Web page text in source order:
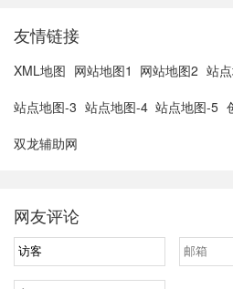
友情链接
XML地图 网站地图1 网站地图2 站
站点地图-3 站点地图-4 站点地图-5
双龙辅助网
网友评论